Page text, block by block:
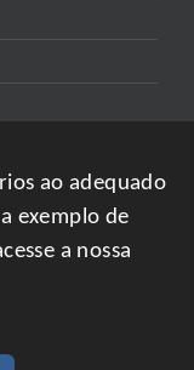
ao adequado
exemplo de
a nossa